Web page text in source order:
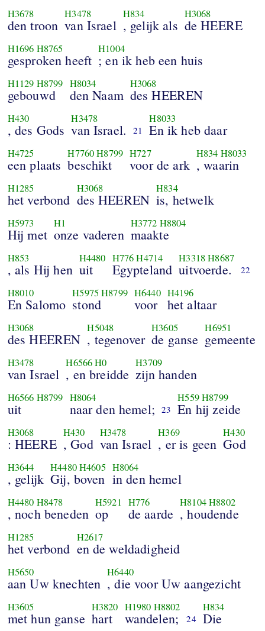
H3678
den troon
H3478
van Israel
H834
, gelijk als
H3068
de HEERE
H1696 H8765
gesproken heeft
H1004
; en ik heb een huis
H1129 H8799
gebouwd
H8034
den Naam
H3068
des HEEREN
H430
, des Gods
H3478
van Israel. 21
H8033
En ik heb daar
H4725
een plaats
H7760H8799
beschikt
H727
voor de ark
H834 H8033
, waarin
H1285
het verbond
H3068
des HEEREN
H834
is, hetwelk
H5973
Hij met
H1
onze vaderen
H3772 H8804
maakte
H853
, als Hij hen
H4480
uit
H776 H4714
Egypteland
H3318H8687
uitvoerde. 22
H8010
En Salomo
H5975H8799
stond
H6440
voor
H4196
het altaar
H3068
des HEEREN
H5048
, tegenover
H3605
de ganse
H6951
gemeente
H3478
van Israel
H6566H0
, en breidde
H3709
zijn handen
H6566 H8799
uit
H8064
naar den hemel; 23
H559H8799
En hij zeide
H3068
: HEERE
H430
, God
H3478
van Israel
H369
, er is geen
H430
God
H3644
, gelijk
H4480H4605
Gij, boven
H8064
in den hemel
H4480 H8478
, noch beneden
H5921
op
H776
de aarde
H8104H8802
, houdende
H1285
het verbond
H2617
en de weldadigheid
H5650
aan Uw knechten
H6440
, die voor Uw aangezicht
H3605
met hun ganse
H3820
hart
H1980 H8802
wandelen; 24
H834
Die